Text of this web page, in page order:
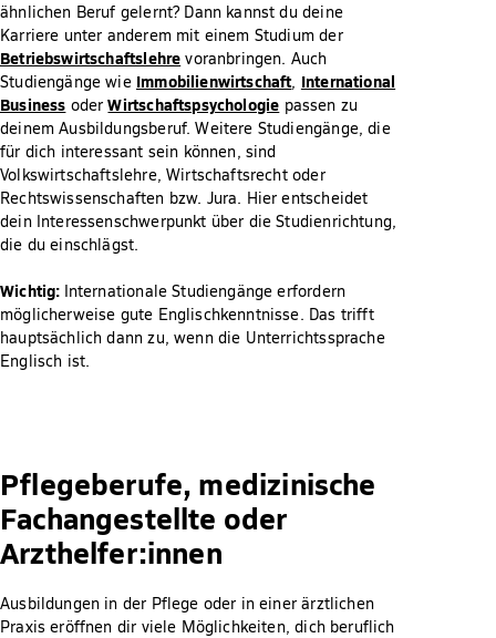
ähnlichen Beruf gelernt? Dann kannst du deine
Karriere unter anderem mit einem Studium der
Betriebswirtschaftslehre voranbringen. Auch
Studiengänge wie Immobilienwirtschaft, International
Business oderWirtschaftspsychologie passen zu
deinem Ausbildungsberuf. Weitere Studiengänge, die
für dich interessant sein können, sind
Volkswirtschaftslehre, Wirtschaftsrecht oder
Rechtswissenschaften bzw. Jura. Hier entscheidet
dein Interessenschwerpunkt über die Studienrichtung,
die du einschlägst.
Wichtig: Internationale Studiengänge erfordern
möglicherweise gute Englischkenntnisse. Das trifft
hauptsächlich dann zu, wenn die Unterrichtssprache
Englisch ist.
Pflegeberufe, medizinische
Fachangestellte oder
Arzthelfer:innen
Ausbildungen in der Pflege oder in einer ärztlichen
Praxis eröffnen dir viele Möglichkeiten, dich beruflich